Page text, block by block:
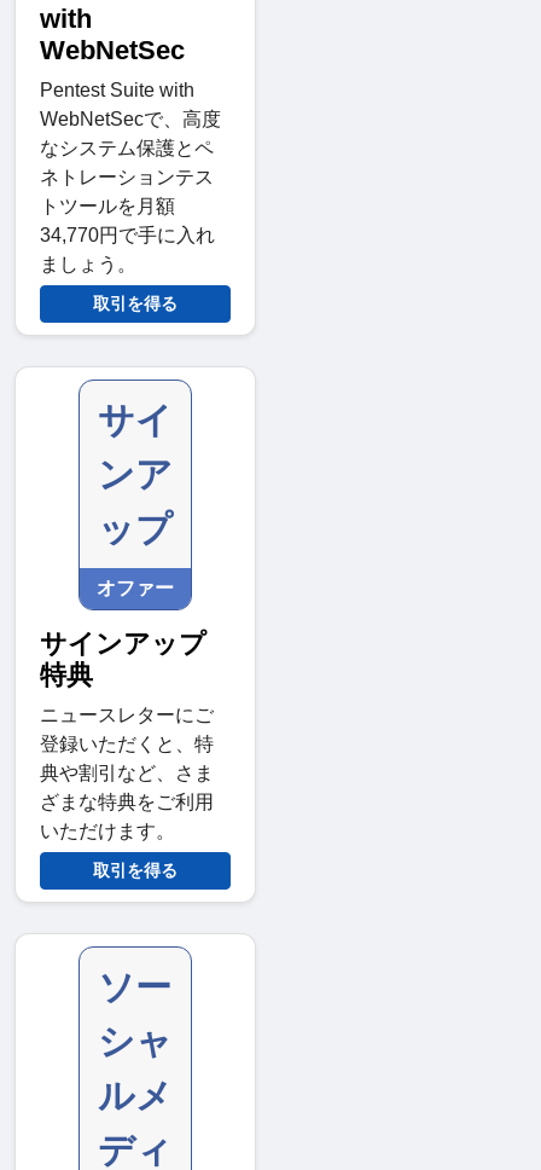
with
WebNetSec
Pentest Suite with
WebNetSecで、高度
なシステム保護とペ
ネトレーションテス
トツールを月額
34,770円で手に入れ
ましょう。
取引を得る
サイ
ンア
ップ
オファー
サインアップ
特典
ニュースレターにご
登録いただくと、特
典や割引など、さま
ざまな特典をご利用
いただけます。
取引を得る
ソー
シャ
ルメ
ディ